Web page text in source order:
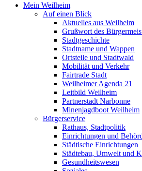
Mein Weilheim
Auf einen Blick
Aktuelles aus Weilheim
Grußwort des
Stadtgeschichte
Stadtname und Wappen
Ortsteile und Stadtwald
Mobilität und Verkehr
Fairtrade Stadt
Weilheimer Agenda 21
Leitbild Weilheim
Partnerstadt Narbonne
Minenjagdboot Weilheim
Bürgerservice
Rathaus, Stadtpolitik
Einrichtungen und
Städtische Einrichtungen
Städtebau, Umwelt und
Gesundheitswesen